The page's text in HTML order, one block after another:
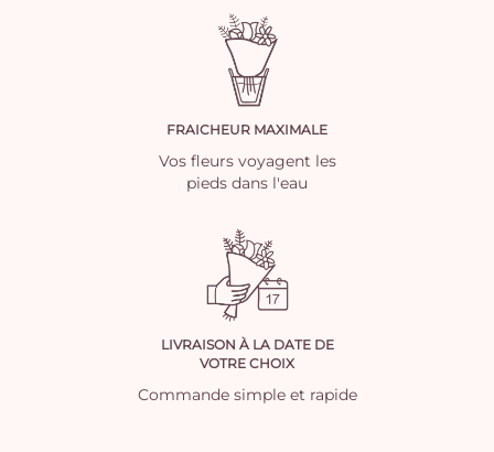
FRAICHEUR MAXIMALE
Vos fleurs voyagent les
pieds dans l'eau
LIVRAISON À LA DATE DE
VOTRE CHOIX
Commande simple et rapide